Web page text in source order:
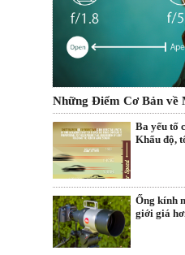
Những Điểm Cơ Bản về
Ba yếu tố
Khẩu độ,
Ống kính
giới giá